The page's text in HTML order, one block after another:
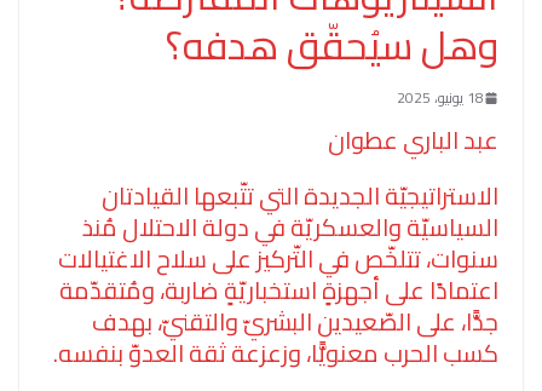
وهل سيُحقّق هدفه؟
18 يونيو، 2025
عبد الباري عطوان
الاستراتيجيّة الجديدة التي تتّبعها القيادتان
السياسيّة والعسكريّة في دولة الاحتلال مُنذ
سنوات، تتلخّص في التّركيز على سلاح الاغتيالات
اعتمادًا على أجهزةٍ استخباريّةٍ ضاربة، ومُتقدّمة
جدًّا، على الصّعيدين البشريّ والتقنيّ، بهدف
كسب الحرب معنويًّا، وزعزعة ثقة العدوّ بنفسه.